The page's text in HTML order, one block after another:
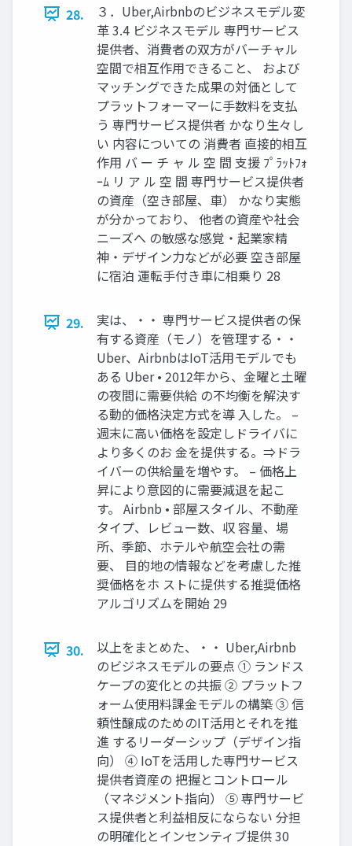
28.
３．Uber,Airbnbのビジネスモデル変
革 3.4 ビジネスモデル 専門サービス
提供者、消費者の双方がバーチャル
空間で相互作用できること、 および
マッチングできた成果の対価として
プラットフォーマーに手数料を支払
う 専門サービス提供者 かなり生々し
い 内容についての 消費者 直接的相互
作用 バ ー チ ャ ル 空 間 支援 ﾌﾟﾗｯﾄﾌｫ
ｰﾑ リ ア ル 空 間 専門サービス提供者
の資産（空き部屋、車） かなり実態
が分かっており、 他者の資産や社会
ニーズへ の敏感な感覚・起業家精
神・デザイン力などが必要 空き部屋
に宿泊 運転手付き車に相乗り 28
29.
実は、・・ 専門サービス提供者の保
有する資産（モノ）を管理する・・
Uber、AirbnbはIoT活用モデルでも
ある Uber • 2012年から、金曜と土曜
の夜間に需要供給 の不均衡を解決す
る動的価格決定方式を導 入した。 –
週末に高い価格を設定しドライバに
より多くのお 金を提供する。⇒ドラ
イバーの供給量を増やす。 – 価格上
昇により意図的に需要減退を起こ
す。 Airbnb • 部屋スタイル、不動産
タイプ、レビュー数、収 容量、場
所、季節、ホテルや航空会社の需
要、 目的地の情報などを考慮した推
奨価格をホ ストに提供する推奨価格
アルゴリズムを開始 29
30.
以上をまとめた、・・ Uber,Airbnb
のビジネスモデルの要点 ① ランドス
ケープの変化との共振 ② プラットフ
ォーム使用料課金モデルの構築 ③ 信
頼性醸成のためのIT活用とそれを推
進 するリーダーシップ（デザイン指
向） ④ IoTを活用した専門サービス
提供者資産の 把握とコントロール
（マネジメント指向） ⑤ 専門サービ
ス提供者と利益相反にならない 分担
の明確化とインセンティブ提供 30